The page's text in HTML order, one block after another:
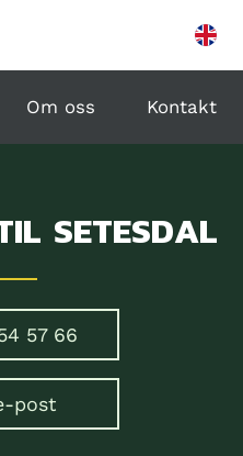
Om oss Kontakt
SETESDAL
57 66
post